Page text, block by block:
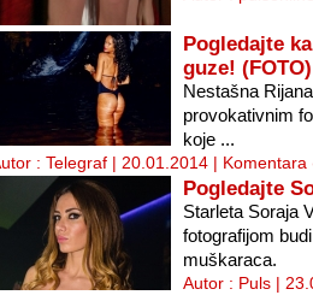
Pogledajte
guze! (FOTO)
Nestašna
provokativnim
koje ...
: Telegraf | 20.01.2014 | Komentara
Pogledajte
Starleta Soraja
fotografijom
muškaraca.
Autor : Puls |